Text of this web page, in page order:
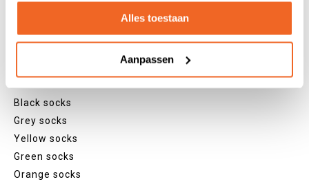
Alles toestaan
Aanpassen
Knee high socks
Colours
Black socks
Grey socks
Yellow socks
Green socks
Orange socks